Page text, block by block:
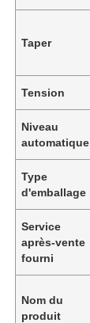
Taper
Tension
Niveau
automatique
Type
d'emballage
Service
après-vente
fourni
Nom du
produit